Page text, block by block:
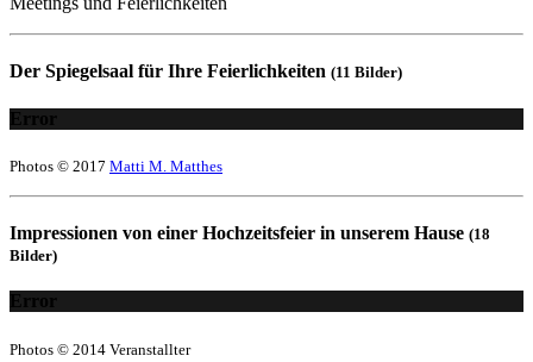
Der Spiegelsaal für Ihre Feierlichkeiten (11 Bilder)
Error
Photos © 2017 Matti M. Matthes
Impressionen von einer Hochzeitsfeier in unserem Hause (18
Bilder)
Error
Photos © 2014 Veranstallter